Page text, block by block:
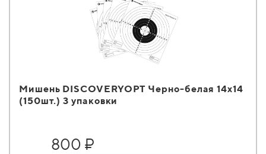
Мишень DISCOVERYOPT Черно-белая 14х14
(150шт.) 3 упаковки
800 ₽